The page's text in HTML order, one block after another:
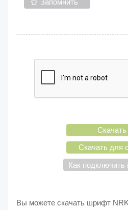
Скачать
Скачать для
Как
Вы можете скачать шрифт